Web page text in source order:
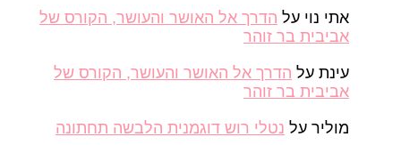
אתי נוי עלהדרך אל האושר והעושר, הקורס של
אביבית בר זוהר
עינתעלהדרך אל האושר והעושר, הקורס של
אביבית בר זוהר
מולירעלנטלי רוש דוגמנית הלבשה תחתונה